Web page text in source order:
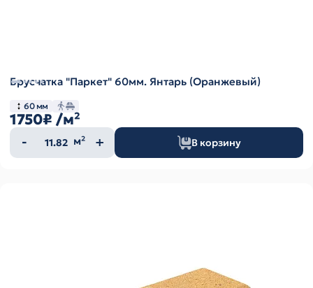
Брусчатка "Паркет" 60мм. Янтарь (Оранжевый)
60 мм
1750₽ /м²
Количество
товара
м² В корзину